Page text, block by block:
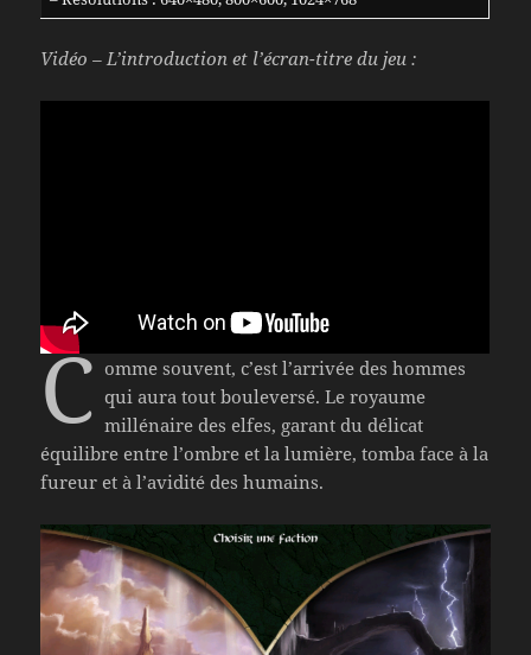
Vidéo – L’introduction et l’écran-titre du jeu :
C omme souvent, c’est l’arrivée des hommes
qui aura tout bouleversé. Le royaume
millénaire des elfes, garant du délicat
équilibre entre l’ombre et la lumière, tomba face à la
fureur et à l’avidité des humains.